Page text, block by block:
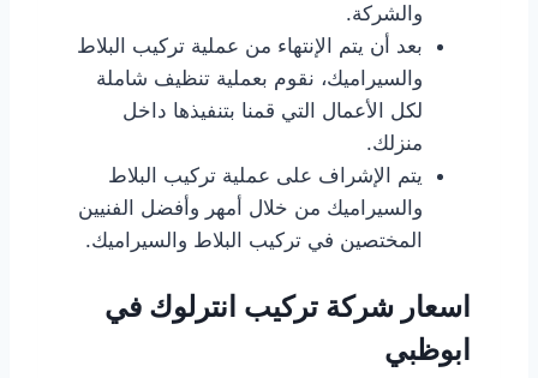
والشركة.
بعد أن يتم الإنتهاء من عملية تركيب البلاط
والسيراميك، نقوم بعملية تنظيف شاملة
لكل الأعمال التي قمنا بتنفيذها داخل
منزلك.
يتم الإشراف على عملية تركيب البلاط
والسيراميك من خلال أمهر وأفضل الفنيين
المختصين في تركيب البلاط والسيراميك.
اسعار شركة تركيب انترلوك في
ابوظبي